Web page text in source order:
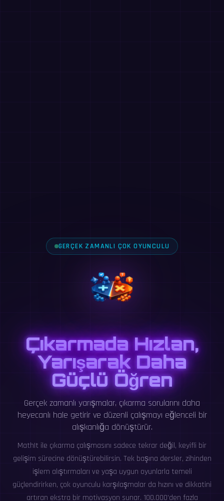
GERÇEK ZAMANLI ÇOK OYUNCULU
Çıkarmada Hızlan,
Yarışarak Daha
Güçlü Öğren
Gerçek zamanlı yarışmalar, çıkarma sorularını daha
heyecanlı hale getirir ve düzenli çalışmayı eğlenceli bir
alışkanlığa dönüştürür.
MathIt ile çıkarma çalışmasını sadece tekrar değil, keyifli bir
gelişim sürecine dönüştürebilirsin. Tek başına dersler, zihinden
işlem alıştırmaları ve yaşa uygun oyunlarla temeli
güçlendirirken, çok oyunculu karşılaşmalar da hızını ve dikkatini
artıran ekstra bir motivasyon sunar. 100.000'den fazla